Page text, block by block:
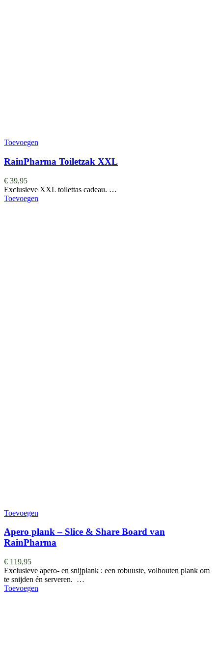
Toevoegen
RainPharma Toiletzak XXL
€ 39,95
Exclusieve XXL toilettas cadeau. …
Toevoegen
Toevoegen
Apero plank – Slice & Share Board van
RainPharma
€ 119,95
Exclusieve apero- en snijplank : een robuuste, volhouten plank om
te snijden én serveren. …
Toevoegen